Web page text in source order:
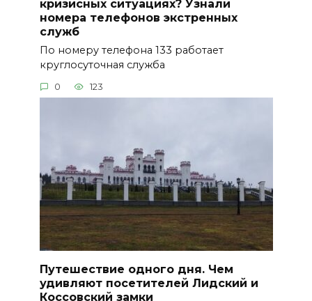
кризисных ситуациях? Узнали
номера телефонов экстренных
служб
По номеру телефона 133 работает
круглосуточная служба
0 123
Путешествие одного дня. Чем
удивляют посетителей Лидский и
Коссовский замки